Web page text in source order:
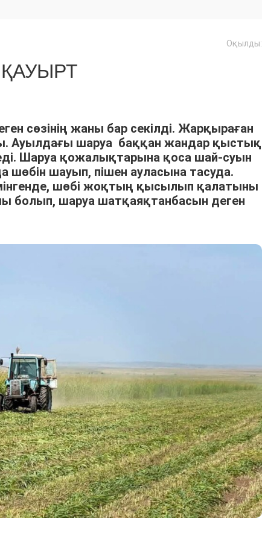
Оқылды:
сөзінің жаны бар секілді. Жарқыраған
Ауылдағы шаруа баққан жандар қыстық
Шаруа қожалықтарына қоса шай-суын
шауып, пішен ауласына тасуда.
шөбі жоқтың қысылып қалатыны
болып, шаруа шатқаяқтанбасын деген